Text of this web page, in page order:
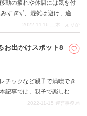
動の疲れや体調には気を付
すぎず、混雑は避け、適度
。 高齢者の体力を考慮して
回ご紹介するのは、”足腰の
楽しめる旅行”がテーマで
ゃんと楽しめるゆったりし
2022-11-16 二木 えりか
お出かけスポット8
チックなど親子で満喫でき
記事では、親子で楽しむこ
ポットについてご紹介しま
ください。
2022-11-15 運営事務局